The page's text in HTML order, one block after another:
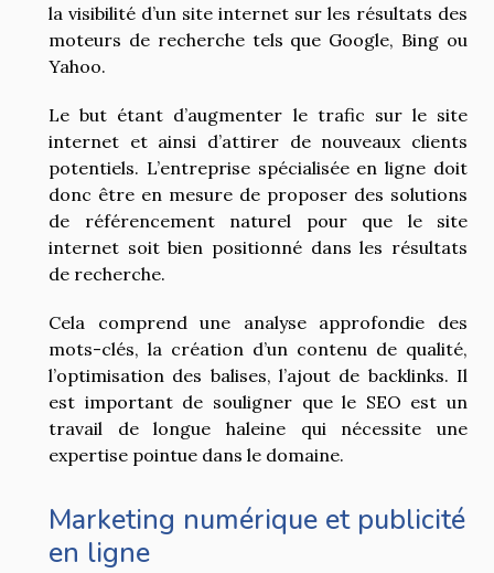
la visibilité d’un site internet sur les résultats des
moteurs de recherche tels que Google, Bing ou
Yahoo.
Le but étant d’augmenter le trafic sur le site
internet et ainsi d’attirer de nouveaux clients
potentiels. L’entreprise spécialisée en ligne doit
donc être en mesure de proposer des solutions
de référencement naturel pour que le site
internet soit bien positionné dans les résultats
de recherche.
Cela comprend une analyse approfondie des
mots-clés, la création d’un contenu de qualité,
l’optimisation des balises, l’ajout de backlinks. Il
est important de souligner que le SEO est un
travail de longue haleine qui nécessite une
expertise pointue dans le domaine.
Marketing numérique et publicité
en ligne